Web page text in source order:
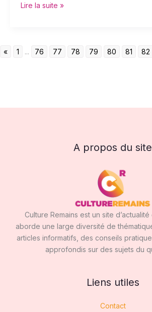
Lire la suite »
« 1 ... 76 77 78 79 80 81 82
A propos du site
Culture Remains est un site
aborde une large diversité de
articles informatifs, des conseils
approfondis sur des sujets du
Liens utiles
Contact